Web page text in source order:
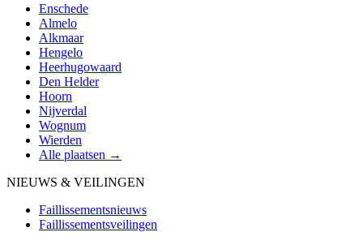
Enschede
Almelo
Alkmaar
Hengelo
Heerhugowaard
Den Helder
Hoorn
Nijverdal
Wognum
Wierden
Alle plaatsen →
NIEUWS & VEILINGEN
Faillissementsnieuws
Faillissementsveilingen